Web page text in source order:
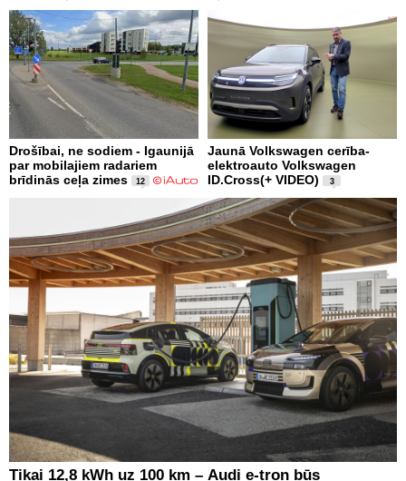
Drošībai, ne sodiem - Igaunijā
par mobilajiem radariem
brīdinās ceļa zimes
12
Jaunā Volkswagen cerība-
elektroauto Volkswagen
ID.Cross(+ VIDEO)
3
Tikai 12,8 kWh uz 100 km – Audi e-tron būs